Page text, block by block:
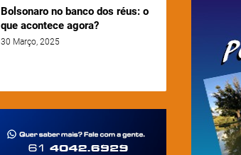
Bolsonaro no banco dos réus: o
que acontece agora?
30 Março, 2025